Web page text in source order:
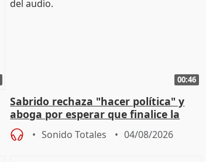
00:46
Sabrido rechaza "hacer política" y
aboga por esperar que finalice la
investigación del incendio
Sonido Totales 04/08/2026